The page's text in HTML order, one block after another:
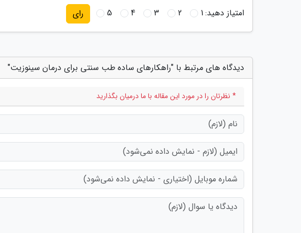
امتیاز دهید:1
2
3
4
5 رای
دیدگاه های مرتبط با "راهکارهای ساده طب سنتی برای درمان سینوزیت"
* نظرتان را در مورد این مقاله با ما درمیان بگذارید